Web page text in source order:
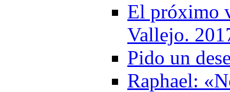
El próximo
Vallejo.
Pido un
Raphael: